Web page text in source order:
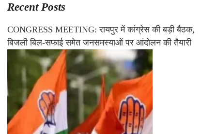
Recent Posts
CONGRESS MEETING: रायपुर में कांग्रेस की बड़ी बैठक,
बिजली बिल-सफाई समेत जनसमस्याओं पर आंदोलन की तैयारी